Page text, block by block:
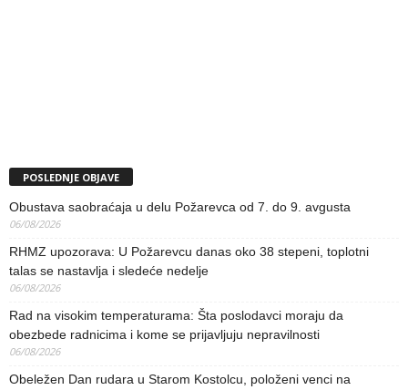
POSLEDNJE OBJAVE
Obustava saobraćaja u delu Požarevca od 7. do 9. avgusta
06/08/2026
RHMZ upozorava: U Požarevcu danas oko 38 stepeni, toplotni
talas se nastavlja i sledeće nedelje
06/08/2026
Rad na visokim temperaturama: Šta poslodavci moraju da
obezbede radnicima i kome se prijavljuju nepravilnosti
06/08/2026
Obeležen Dan rudara u Starom Kostolcu, položeni venci na